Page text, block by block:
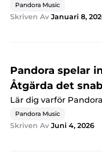
Pandora Music
Skriven Av Januari 8,
Pandora spelar
Åtgärda det
Lär dig varför
Pandora Music
Skriven Av Juni 4, 2026